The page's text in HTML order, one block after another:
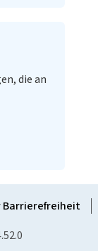
die an
Barrierefreiheit